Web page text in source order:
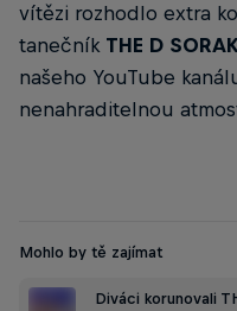
vítězi rozhodlo extra
tanečník THE D
našeho YouTube
nenahraditelnou
Mohlo by tě zajímat
Diváci korunovali